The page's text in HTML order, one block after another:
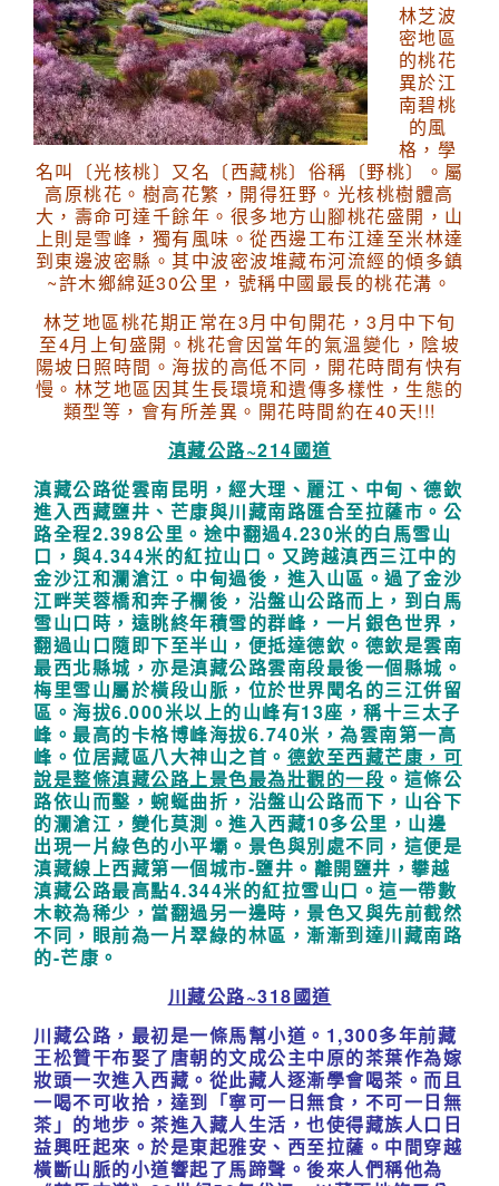
林芝波
密地區
的桃花
異於江
南碧桃
的風
格，學
名叫〔光核桃〕又名〔西藏桃〕俗稱〔野桃〕。屬
高原桃花。樹高花繁，開得狂野。光核桃樹體高
大，壽命可達千餘年。很多地方山腳桃花盛開，山
上則是雪峰，獨有風味。從西邊工布江達至米林達
到東邊波密縣。其中波密波堆藏布河流經的傾多鎮
~許木鄉綿延30公里，號稱中國最長的桃花溝。
林芝地區桃花期正常在3月中旬開花，3月中下旬
至4月上旬盛開。桃花會因當年的氣溫變化，陰坡
陽坡日照時間。海拔的高低不同，開花時間有快有
慢。林芝地區因其生長環境和遺傳多樣性，生態的
類型等，會有所差異。開花時間約在40天!!!
滇藏公路~214國道
滇藏公路從雲南昆明，經大理、麗江、中甸、德欽
進入西藏鹽井、芒康與川藏南路匯合至拉薩市。公
路全程2.398公里。途中翻過4.230米的白馬雪山
口，與4.344米的紅拉山口。又跨越滇西三江中的
金沙江和瀾滄江。 中甸過後，進入山區。過了金沙
江畔芙蓉橋和奔子欄後，沿盤山公路而上，到白馬
雪山口時，遠眺終年積雪的群峰，一片銀色世界，
翻過山口隨即下至半山，便抵達德欽。 德欽是雲南
最西北縣城，亦是滇藏公路雲南段最後一個縣城。
梅里雪山屬於橫段山脈， 位於世界聞名的三江倂留
區。海拔6.000米以上的山峰有13座，稱十三太子
峰。最高的卡格博峰海拔6.740米，為雲南第一高
峰。位居藏區八大神山之首。 德欽至西藏芒康，可
說是整條滇藏公路上景色最為壯觀的一段 。這條公
路依山而鑿， 蜿蜒曲折，沿盤山公路而下，山谷下
的瀾滄江，變化莫測。進入西藏10多公里，山邊
出現一片綠色的小平壩。景色與別處不同，這便是
滇藏線上西藏第一個城市-鹽井。離開鹽井，攀越
滇藏公路最高點4.344米的紅拉雪山口。這一帶數
木較為稀少，當翻過另一邊時，景色又與先前截然
不同，眼前為一片翠綠的林區，漸漸到達川藏南路
的-芒康。
川藏公路~318國道
川藏公路，最初是一條馬幫小道。1,300多年前藏
王松贊干布娶了唐朝的文成公主中原的茶葉作為嫁
妝頭一次進入西藏。從此藏人逐漸學會喝茶。而且
一喝不可收拾，達到「寧可一日無食，不可一日無
茶」的地步。茶進入藏人生活，也使得藏族人口日
益興旺起來。於是東起雅安、西至拉薩。中間穿越
橫斷山脈的小道響起了馬蹄聲。後來人們稱他為